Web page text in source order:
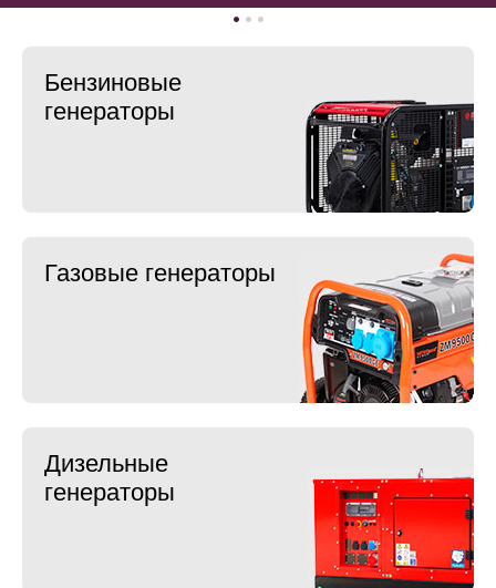
Бензиновые
генераторы
Газовые генераторы
Дизельные
генераторы